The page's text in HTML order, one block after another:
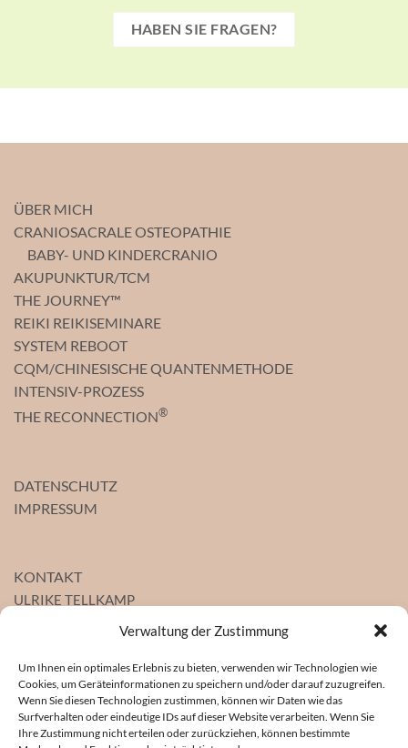
Verwaltung der Zustimmung
Um Ihnen ein optimales Erlebnis zu bieten, verwenden wir Technologien wie
Cookies, um Geräteinformationen zu speichern und/oder darauf zuzugreifen.
Wenn Sie diesen Technologien zustimmen, können wir Daten wie das
Surfverhalten oder eindeutige IDs auf dieser Website verarbeiten. Wenn Sie
Ihre Zustimmung nicht erteilen oder zurückziehen, können bestimmte
HABEN SIE FRAGEN?
ÜBER MICH
CRANIOSACRALE OSTEOPATHIE
BABY- UND KINDERCRANIO
AKUPUNKTUR/TCM
THE JOURNEY™
REIKI REIKISEMINARE
SYSTEM REBOOT
CQM/CHINESISCHE QUANTENMETHODE
INTENSIV-PROZESS
THE RECONNECTION®
DATENSCHUTZ
IMPRESSUM
KONTAKT
ULRIKE TELLKAMP
Seewartenstraße 10, Haus 4, 1. OG
20459 Hamburg
Mobil0178-51 22 494
E-Mailinfo@heilpraktikerin-tellkamp.de